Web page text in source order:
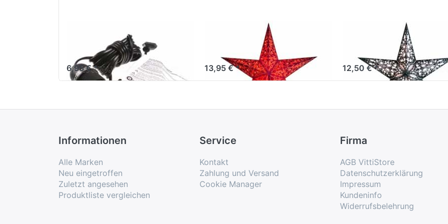
Verstromung
schwarz 4 m
6,95 € *
starlightz furnace
red/orange
13,95 € *
starlightz rani
black&white
12,50 € *
Informationen
Alle Marken
Neu eingetroffen
Zuletzt angesehen
Produktliste vergleichen
Service
Kontakt
Zahlung und Versand
Cookie Manager
Firma
AGB VittiStore
Datenschutzerklärung
Impressum
Kundeninfo
Widerrufsbelehrung